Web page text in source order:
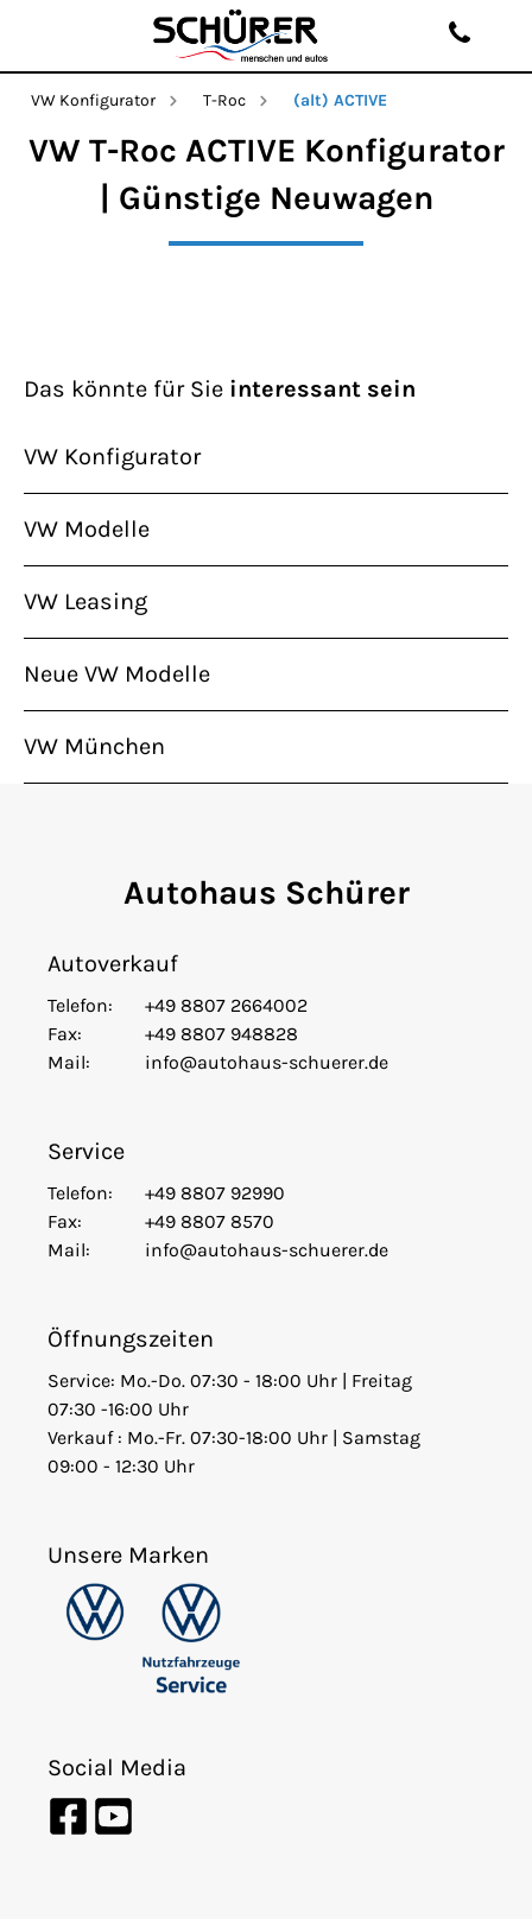
VW Konfigurator T-Roc (alt) ACTIVE
VW T-Roc ACTIVE Konfigurator
| Günstige Neuwagen
Das könnte für Sie interessant sein
VW Konfigurator
VW Modelle
VW Leasing
Neue VW Modelle
VW München
Autohaus Schürer
Autoverkauf
Telefon:
+49 8807 2664002
Fax:
+49 8807 948828
Mail:
info@autohaus-schuerer.de
Service
Telefon:
+49 8807 92990
Fax:
+49 8807 8570
Mail:
info@autohaus-schuerer.de
Öffnungszeiten
Service: Mo.-Do. 07:30 - 18:00 Uhr | Freitag
07:30 -16:00 Uhr
Verkauf : Mo.-Fr. 07:30-18:00 Uhr | Samstag
09:00 - 12:30 Uhr
Unsere Marken
Social Media